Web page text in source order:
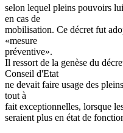
selon lequel pleins pouvoirs
en cas de
mobilisation. Ce décret fut
«mesure
préventive».
Il ressort de la genèse du
Conseil d'Etat
ne devait faire usage des
tout à
fait exceptionnelles, lorsque
seraient plus en état de